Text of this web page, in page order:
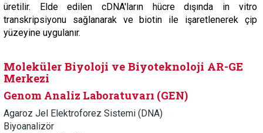
üretilir. Elde edilen cDNA'ların hücre dışında in vitro
transkripsiyonu sağlanarak ve biotin ile işaretlenerek çip
yüzeyine uygulanır.
Moleküler Biyoloji ve Biyoteknoloji AR-GE
Merkezi
Genom Analiz Laboratuvarı (GEN)
Agaroz Jel Elektroforez Sistemi (DNA)
Biyoanalizör